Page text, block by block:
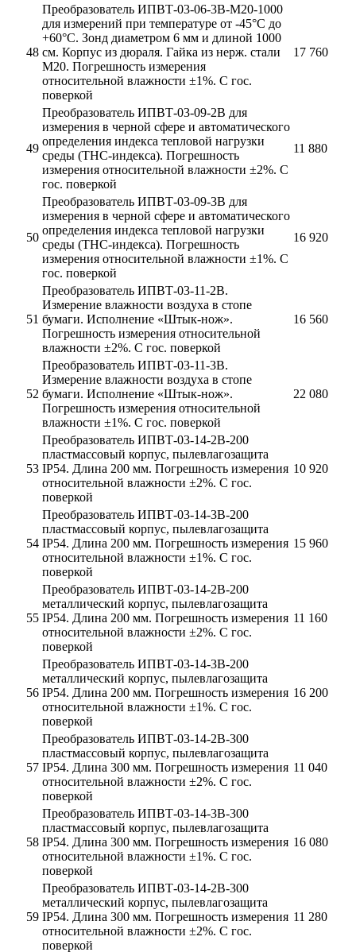
48
Преобразователь ИПВТ-03-06-3В-М20-1000
для измерений при температуре от -45°С до
+60°С. Зонд диаметром 6 мм и длиной 1000
см. Корпус из дюраля. Гайка из нерж. стали
М20. Погрешность измерения
относительной влажности ±1%. С гос.
поверкой
17 760
49
Преобразователь ИПВТ-03-09-2В для
измерения в черной сфере и автоматического
определения индекса тепловой нагрузки
среды (ТНС-индекса). Погрешность
измерения относительной влажности ±2%. С
гос. поверкой
11 880
50
Преобразователь ИПВТ-03-09-3В для
измерения в черной сфере и автоматического
определения индекса тепловой нагрузки
среды (ТНС-индекса). Погрешность
измерения относительной влажности ±1%. С
гос. поверкой
16 920
51
Преобразователь ИПВТ-03-11-2В.
Измерение влажности воздуха в стопе
бумаги. Исполнение «Штык-нож».
Погрешность измерения относительной
влажности ±2%. С гос. поверкой
16 560
52
Преобразователь ИПВТ-03-11-3В.
Измерение влажности воздуха в стопе
бумаги. Исполнение «Штык-нож».
Погрешность измерения относительной
влажности ±1%. С гос. поверкой
22 080
53
Преобразователь ИПВТ-03-14-2В-200
пластмассовый корпус, пылевлагозащита
IP54. Длина 200 мм. Погрешность измерения
относительной влажности ±2%. С гос.
поверкой
10 920
54
Преобразователь ИПВТ-03-14-3В-200
пластмассовый корпус, пылевлагозащита
IP54. Длина 200 мм. Погрешность измерения
относительной влажности ±1%. С гос.
поверкой
15 960
55
Преобразователь ИПВТ-03-14-2В-200
металлический корпус, пылевлагозащита
IP54. Длина 200 мм. Погрешность измерения
относительной влажности ±2%. С гос.
поверкой
11 160
56
Преобразователь ИПВТ-03-14-3В-200
металлический корпус, пылевлагозащита
IP54. Длина 200 мм. Погрешность измерения
относительной влажности ±1%. С гос.
поверкой
16 200
57
Преобразователь ИПВТ-03-14-2В-300
пластмассовый корпус, пылевлагозащита
IP54. Длина 300 мм. Погрешность измерения
относительной влажности ±2%. С гос.
поверкой
11 040
58
Преобразователь ИПВТ-03-14-3В-300
пластмассовый корпус, пылевлагозащита
IP54. Длина 300 мм. Погрешность измерения
относительной влажности ±1%. С гос.
поверкой
16 080
59
Преобразователь ИПВТ-03-14-2В-300
металлический корпус, пылевлагозащита
IP54. Длина 300 мм. Погрешность измерения
относительной влажности ±2%. С гос.
поверкой
11 280